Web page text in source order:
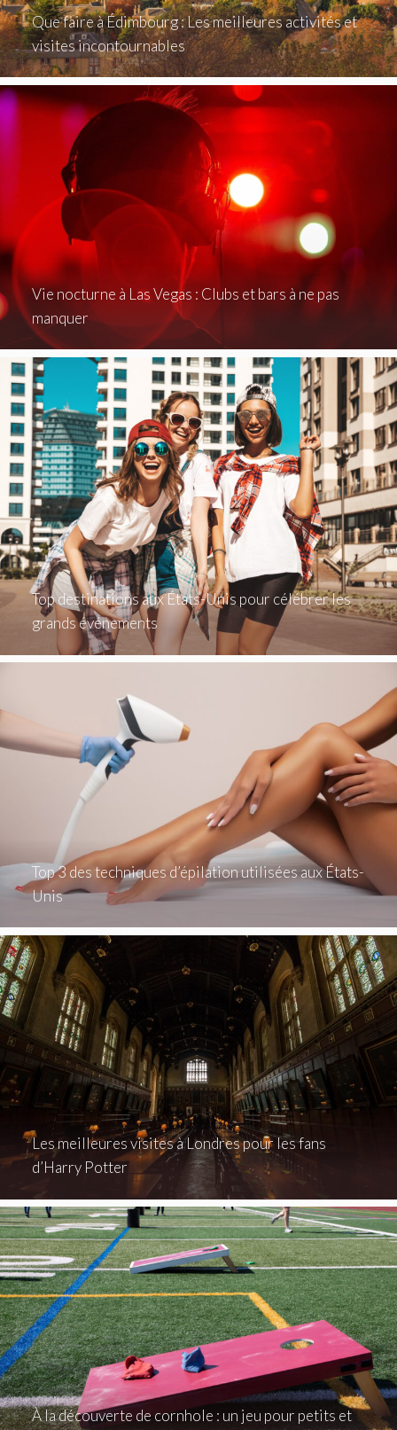
Que faire à Édimbourg : Les meilleures activités et
visites incontournables
Vie nocturne à Las Vegas : Clubs et bars à ne pas
manquer
Top destinations aux États-Unis pour célébrer les
grands événements
Top 3 des techniques d’épilation utilisées aux États-
Unis
Les meilleures visites à Londres pour les fans
d’Harry Potter
À la découverte de cornhole : un jeu pour petits et